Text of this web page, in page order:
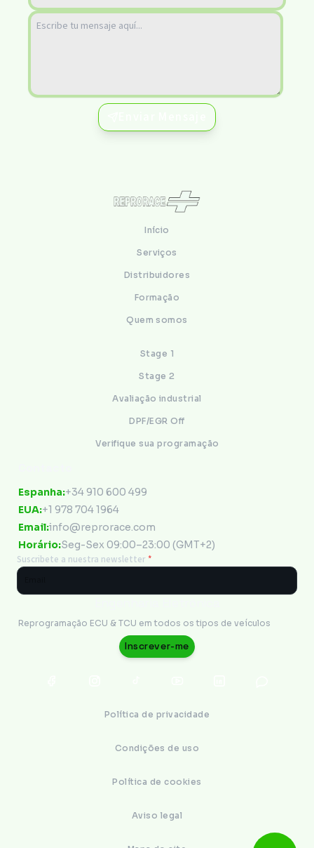
Início
Serviços
Distribuidores
Formação
Quem somos
Stage 1
Stage 2
Avaliação industrial
DPF/EGR Off
Verifique sua programação
Espanha:+34 910 600 499
EUA:+1 978 704 1964
Email:info@reprorace.com
Horário:Seg-Sex 09:00–23:00 (GMT+2)
Suscribete a nuestra newsletter *
Reprogramação ECU & TCU em todos os tipos de veículos
Inscrever-me
Política de privacidade
Condições de uso
Política de cookies
Aviso legal